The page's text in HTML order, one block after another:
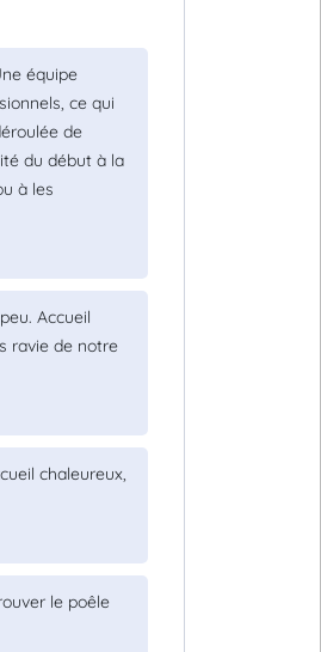
équipe
ce qui
de
du début à la
à les
Accueil
ravie de notre
chaleureux,
le poêle